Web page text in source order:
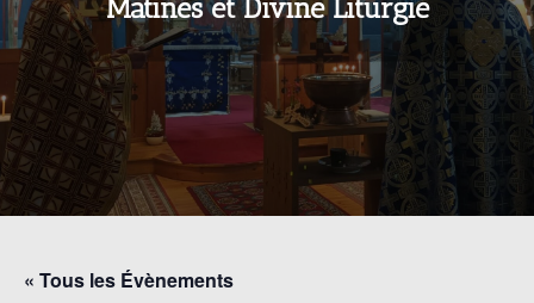
Matines et Divine Liturgie
« Tous les Évènements